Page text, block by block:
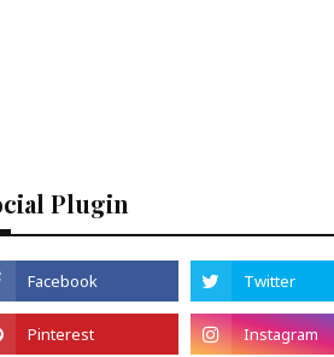
Plugin